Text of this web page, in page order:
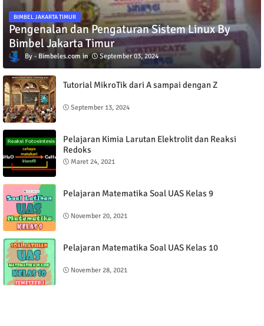
BIMBEL JAKARTA TIMUR
Pengenalan dan Pengaturan Sistem Linux By
Bimbel Jakarta Timur
Bimbeles.com September 03, 2024
Tutorial MikroTik dari A sampai dengan Z
September 13, 2024
Pelajaran Kimia Larutan Elektrolit dan Reaksi
Redoks
Maret 24, 2021
Pelajaran Matematika Soal UAS Kelas 9
November 20, 2021
Pelajaran Matematika Soal UAS Kelas 10
November 28, 2021